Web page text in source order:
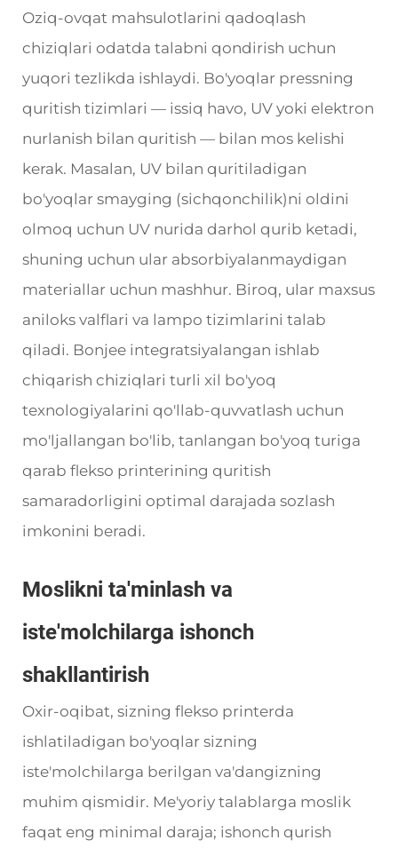
Oziq-ovqat mahsulotlarini qadoqlash
chiziqlari odatda talabni qondirish uchun
yuqori tezlikda ishlaydi. Bo'yoqlar pressning
quritish tizimlari — issiq havo, UV yoki elektron
nurlanish bilan quritish — bilan mos kelishi
kerak. Masalan, UV bilan quritiladigan
bo'yoqlar smayging (sichqonchilik)ni oldini
olmoq uchun UV nurida darhol qurib ketadi,
shuning uchun ular absorbiyalanmaydigan
materiallar uchun mashhur. Biroq, ular maxsus
aniloks valflari va lampo tizimlarini talab
qiladi. Bonjee integratsiyalangan ishlab
chiqarish chiziqlari turli xil bo'yoq
texnologiyalarini qo'llab-quvvatlash uchun
mo'ljallangan bo'lib, tanlangan bo'yoq turiga
qarab flekso printerining quritish
samaradorligini optimal darajada sozlash
imkonini beradi.
Moslikni ta'minlash va
iste'molchilarga ishonch
shakllantirish
Oxir-oqibat, sizning flekso printerda
ishlatiladigan bo'yoqlar sizning
iste'molchilarga berilgan va'dangizning
muhim qismidir. Me'yoriy talablarga moslik
faqat eng minimal daraja; ishonch qurish